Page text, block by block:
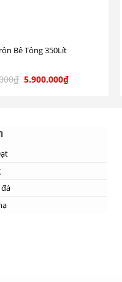
Bê Tông 350Lít
₫ 5.900.000₫